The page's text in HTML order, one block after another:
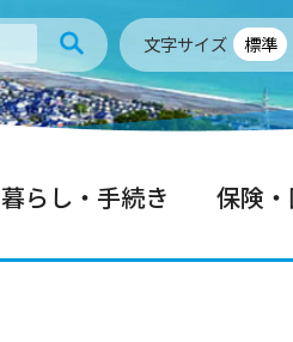
文字サイズ 標準
暮らし・手続き 保険